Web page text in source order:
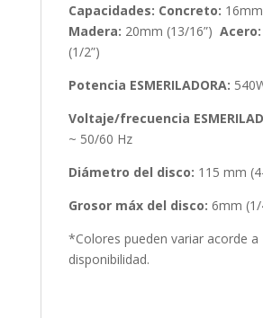
Capacidades: Concreto:
Madera: 20mm (13/16”) Acero:
(1/2”)
Potencia ESMERILADORA:
Voltaje/frecuencia
~ 50/60 Hz
Diámetro del disco: 115 mm
Grosor máx del disco: 6mm (1/
*Colores pueden variar acorde a
disponibilidad.